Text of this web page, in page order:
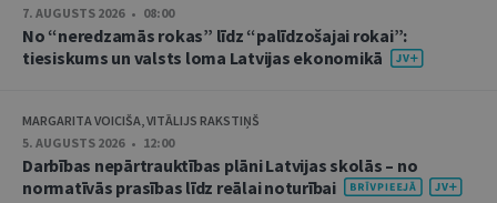
7. AUGUSTS 2026 • 08:00
No “neredzamās rokas” līdz “palīdzošajai rokai”:
tiesiskums un valsts loma Latvijas ekonomikā
MARGARITA VOICIŠA, VITĀLIJS RAKSTIŅŠ
5. AUGUSTS 2026 • 12:00
Darbības nepārtrauktības plāni Latvijas skolās – no
normatīvās prasības līdz reālai noturībai